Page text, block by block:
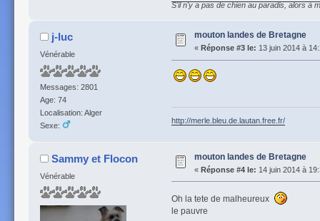
S'il n'y a pas de chien au paradis, alors à
j-luc
Vénérable
Messages: 2801
Age: 74
Localisation: Alger
Sexe:
mouton landes de Bretagne
« Réponse #3 le: 13 juin 2014 à
http://merle.bleu.de.lautan.free.fr/
Sammy et Flocon
Vénérable
mouton landes de Bretagne
« Réponse #4 le: 14 juin 2014 à
Oh la tete de malheureux
le pauvre